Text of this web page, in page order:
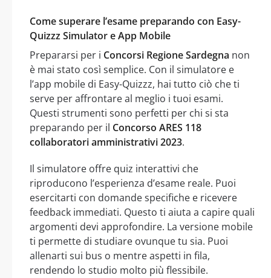
Come superare l’esame preparando con Easy-
Quizzz Simulator e App Mobile
Prepararsi per i Concorsi Regione Sardegna non
è mai stato così semplice. Con il simulatore e
l’app mobile di Easy-Quizzz, hai tutto ciò che ti
serve per affrontare al meglio i tuoi esami.
Questi strumenti sono perfetti per chi si sta
preparando per il Concorso ARES 118
collaboratori amministrativi 2023.
Il simulatore offre quiz interattivi che
riproducono l’esperienza d’esame reale. Puoi
esercitarti con domande specifiche e ricevere
feedback immediati. Questo ti aiuta a capire quali
argomenti devi approfondire. La versione mobile
ti permette di studiare ovunque tu sia. Puoi
allenarti sui bus o mentre aspetti in fila,
rendendo lo studio molto più flessibile.